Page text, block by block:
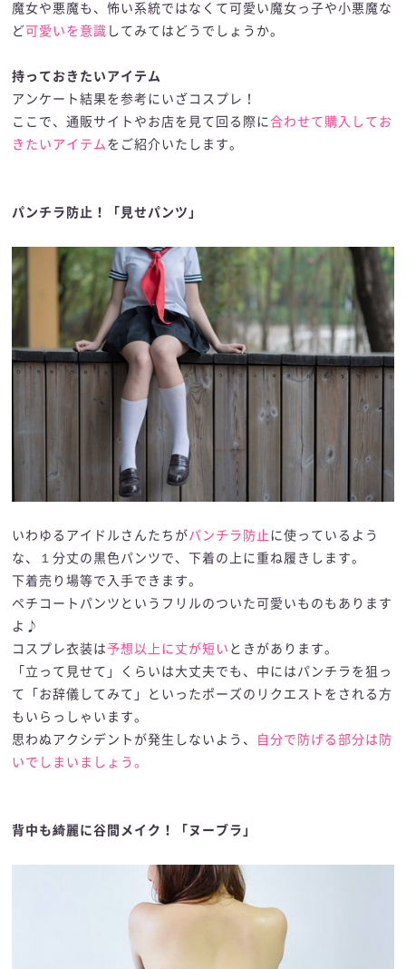
魔女や悪魔も、怖い系統ではなくて可愛い魔女っ子や小悪魔な
ど可愛いを意識 してみてはどうでしょうか。
持っておきたいアイテム
アンケート結果を参考にいざコスプレ！
ここで、通販サイトやお店を見て回る際に合わせて購入してお
きたいアイテム をご紹介いたします。
パンチラ防止！「見せパンツ」
いわゆるアイドルさんたちが パンチラ防止 に使っているよう
な、１分丈の黒色パンツで、下着の上に重ね履きします。
下着売り場等で入手できます。
ペチコートパンツというフリルのついた可愛いものもあります
よ♪
コスプレ衣装は予想以上に丈が短い ときがあります。
「立って見せて」くらいは大丈夫でも、中にはパンチラを狙っ
て「お辞儀してみて」といったポーズのリクエストをされる方
もいらっしゃいます。
思わぬアクシデントが発生しないよう、
自分で防げる部分は防
いでしまいましょう。
背中も綺麗に谷間メイク！「ヌーブラ」